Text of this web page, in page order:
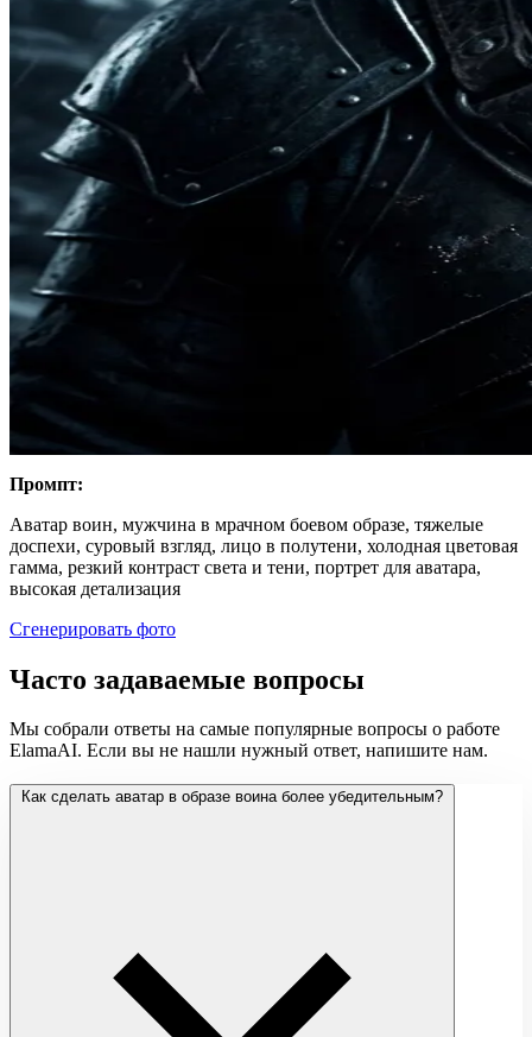
Промпт:
Аватар воин, мужчина в мрачном боевом образе, тяжелые
доспехи, суровый взгляд, лицо в полутени, холодная цветовая
гамма, резкий контраст света и тени, портрет для аватара,
высокая детализация
Сгенерировать фото
Часто задаваемые вопросы
Мы собрали ответы на самые популярные вопросы о работе
ElamaAI. Если вы не нашли нужный ответ, напишите нам.
Как сделать аватар в образе воина более убедительным?